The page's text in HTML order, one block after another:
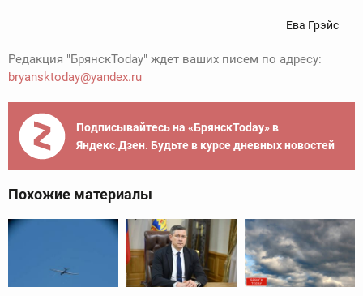
Ева Грэйс
Редакция "БрянскToday" ждет ваших писем по адресу:
bryansktoday@yandex.ru
Подписывайтесь на «БрянскToday» в
Яндекс.Дзен. Будьте в курсе дневных новостей
Похожие материалы